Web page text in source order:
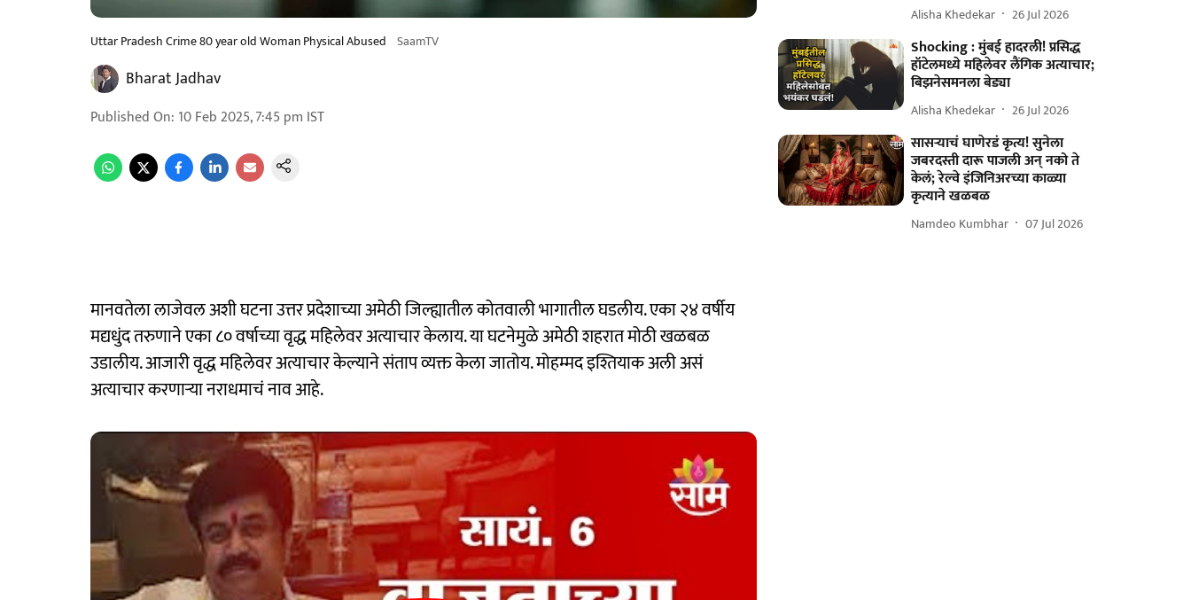
Uttar Pradesh Crime 80 year old Woman Physical Abused SaamTV
Bharat Jadhav
Published On: 10 Feb 2025, 7:45 pm IST
मानवतेला लाजेवल अशी घटना उत्तर प्रदेशाच्या अमेठी जिल्ह्यातील कोतवाली भागातील घडलीय. एका २४ वर्षीय
मद्यधुंद तरुणाने एका ८० वर्षाच्या वृद्ध महिलेवर अत्याचार केलाय. या घटनेमुळे अमेठी शहरात मोठी खळबळ
उडालीय. आजारी वृद्ध महिलेवर अत्याचार केल्याने संताप व्यक्त केला जातोय. मोहम्मद इश्तियाक अली असं
अत्याचार करणाऱ्या नराधमाचं नाव आहे.
Alisha Khedekar 26 Jul 2026
Shocking : मुंबई हादरली! प्रसिद्ध
हॉटेलमध्ये महिलेवर लैंगिक अत्याचार;
बिझनेसमनला बेड्या
Alisha Khedekar 26 Jul 2026
सासऱ्याचं घाणेरडं कृत्य! सुनेला
जबरदस्ती दारू पाजली अन् नको ते
केलं; रेल्वे इंजिनिअरच्या काळ्या
कृत्याने खळबळ
Namdeo Kumbhar 07 Jul 2026